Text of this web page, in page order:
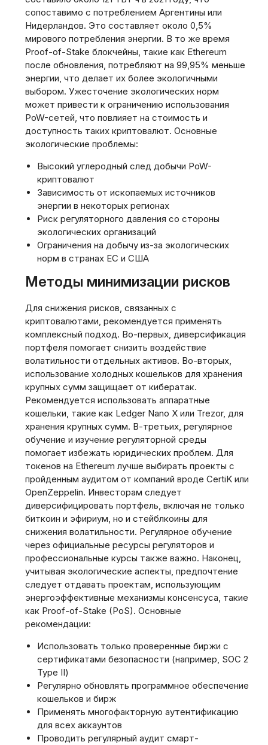
сопоставимо с потреблением Аргентины или
Нидерландов. Это составляет около 0,5%
мирового потребления энергии. В то же время
Proof-of-Stake блокчейны, такие как Ethereum
после обновления, потребляют на 99,95% меньше
энергии, что делает их более экологичными
выбором. Ужесточение экологических норм
может привести к ограничению использования
PoW-сетей, что повлияет на стоимость и
доступность таких криптовалют. Основные
экологические проблемы:
Высокий углеродный след добычи PoW-
криптовалют
Зависимость от ископаемых источников
энергии в некоторых регионах
Риск регуляторного давления со стороны
экологических организаций
Ограничения на добычу из-за экологических
норм в странах ЕС и США
Методы минимизации рисков
Для снижения рисков, связанных с
криптовалютами, рекомендуется применять
комплексный подход. Во-первых, диверсификация
портфеля помогает снизить воздействие
волатильности отдельных активов. Во-вторых,
использование холодных кошельков для хранения
крупных сумм защищает от кибератак.
Рекомендуется использовать аппаратные
кошельки, такие как Ledger Nano X или Trezor, для
хранения крупных сумм. В-третьих, регулярное
обучение и изучение регуляторной среды
помогает избежать юридических проблем. Для
токенов на Ethereum лучше выбирать проекты с
пройденным аудитом от компаний вроде CertiK или
OpenZeppelin. Инвесторам следует
диверсифицировать портфель, включая не только
биткоин и эфириум, но и стейблкоины для
снижения волатильности. Регулярное обучение
через официальные ресурсы регуляторов и
профессиональные курсы также важно. Наконец,
учитывая экологические аспекты, предпочтение
следует отдавать проектам, использующим
энергоэффективные механизмы консенсуса, такие
как Proof-of-Stake (PoS). Основные
рекомендации:
Использовать только проверенные биржи с
сертификатами безопасности (например, SOC 2
Type II)
Регулярно обновлять программное обеспечение
кошельков и бирж
Применять многофакторную аутентификацию
для всех аккаунтов
Проводить регулярный аудит смарт-